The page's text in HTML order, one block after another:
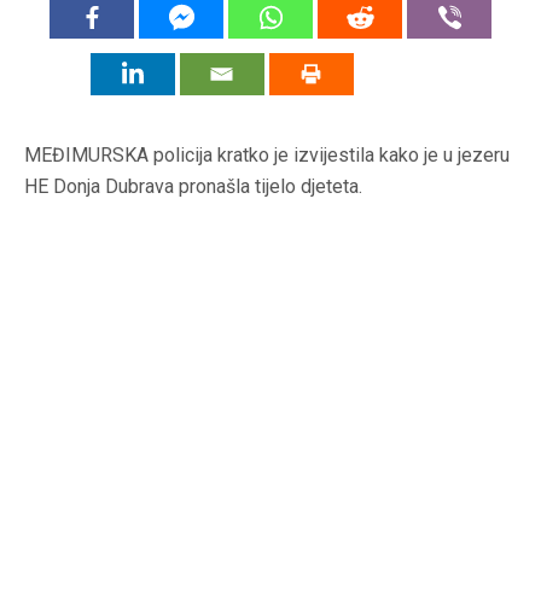
MEĐIMURSKA policija kratko je izvijestila kako je u jezeru
HE Donja Dubrava pronašla tijelo djeteta.